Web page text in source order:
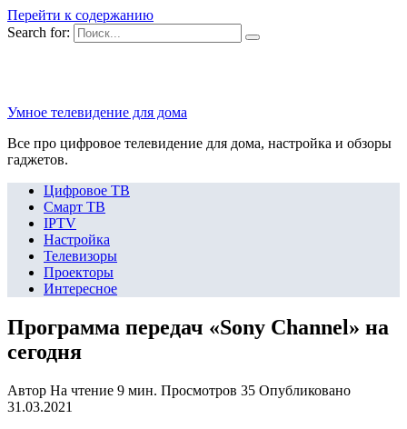
Перейти к содержанию
Search for:
Умное телевидение для дома
Все про цифровое телевидение для дома, настройка и обзоры
гаджетов.
Цифровое ТВ
Смарт ТВ
IPTV
Настройка
Телевизоры
Проекторы
Интересное
Программа передач «Sony Channel» на
сегодня
Автор На чтение 9 мин. Просмотров 35 Опубликовано
31.03.2021